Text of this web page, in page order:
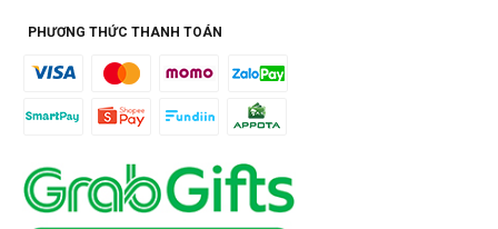
PHƯƠNG THỨC THANH TOÁN